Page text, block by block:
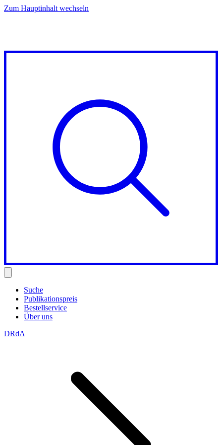
Zum Hauptinhalt wechseln
Suche
Publikationspreis
Bestellservice
Über uns
DRdA